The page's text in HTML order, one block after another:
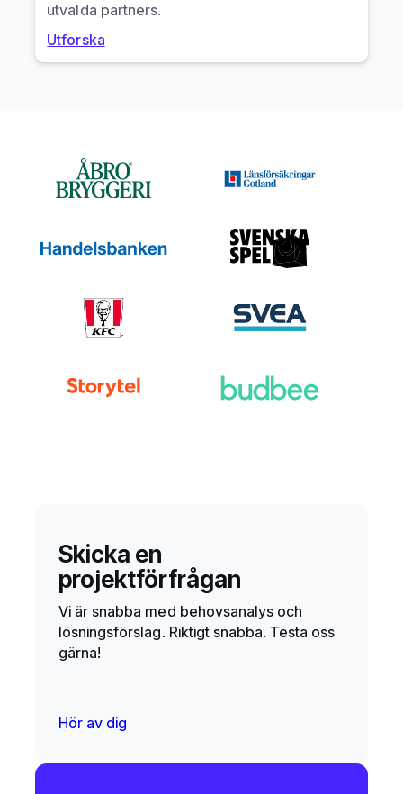
utvalda partners.
Utforska
Skicka en
projektförfrågan
Vi är snabba med behovsanalys och
lösningsförslag. Riktigt snabba. Testa oss
gärna!
Hör av dig